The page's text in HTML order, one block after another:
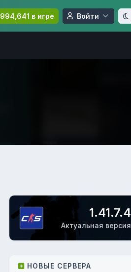
994,641 в игре Войти
1.41.7.4
Актуальная версия
НОВЫЕ СЕРВЕРА